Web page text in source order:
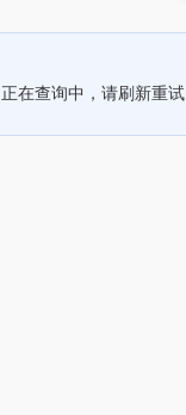
正在查询中，请刷新重试